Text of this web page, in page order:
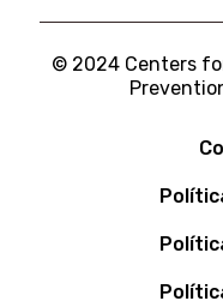
© 2024 Centers